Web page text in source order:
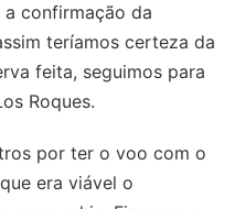
a confirmação da
teríamos certeza da
feita, seguimos para
Roques.
por ter o voo com o
era viável o